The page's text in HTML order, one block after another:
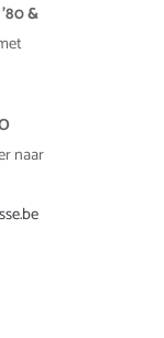
&
naar